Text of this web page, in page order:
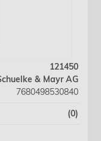
121450
& Mayr AG
7680498530840
(0)